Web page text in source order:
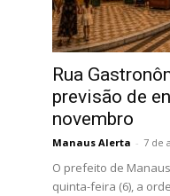
Rua
previsão de
novembro
Manaus Alerta - 7 de
O prefeito de
quinta-feira (6), a